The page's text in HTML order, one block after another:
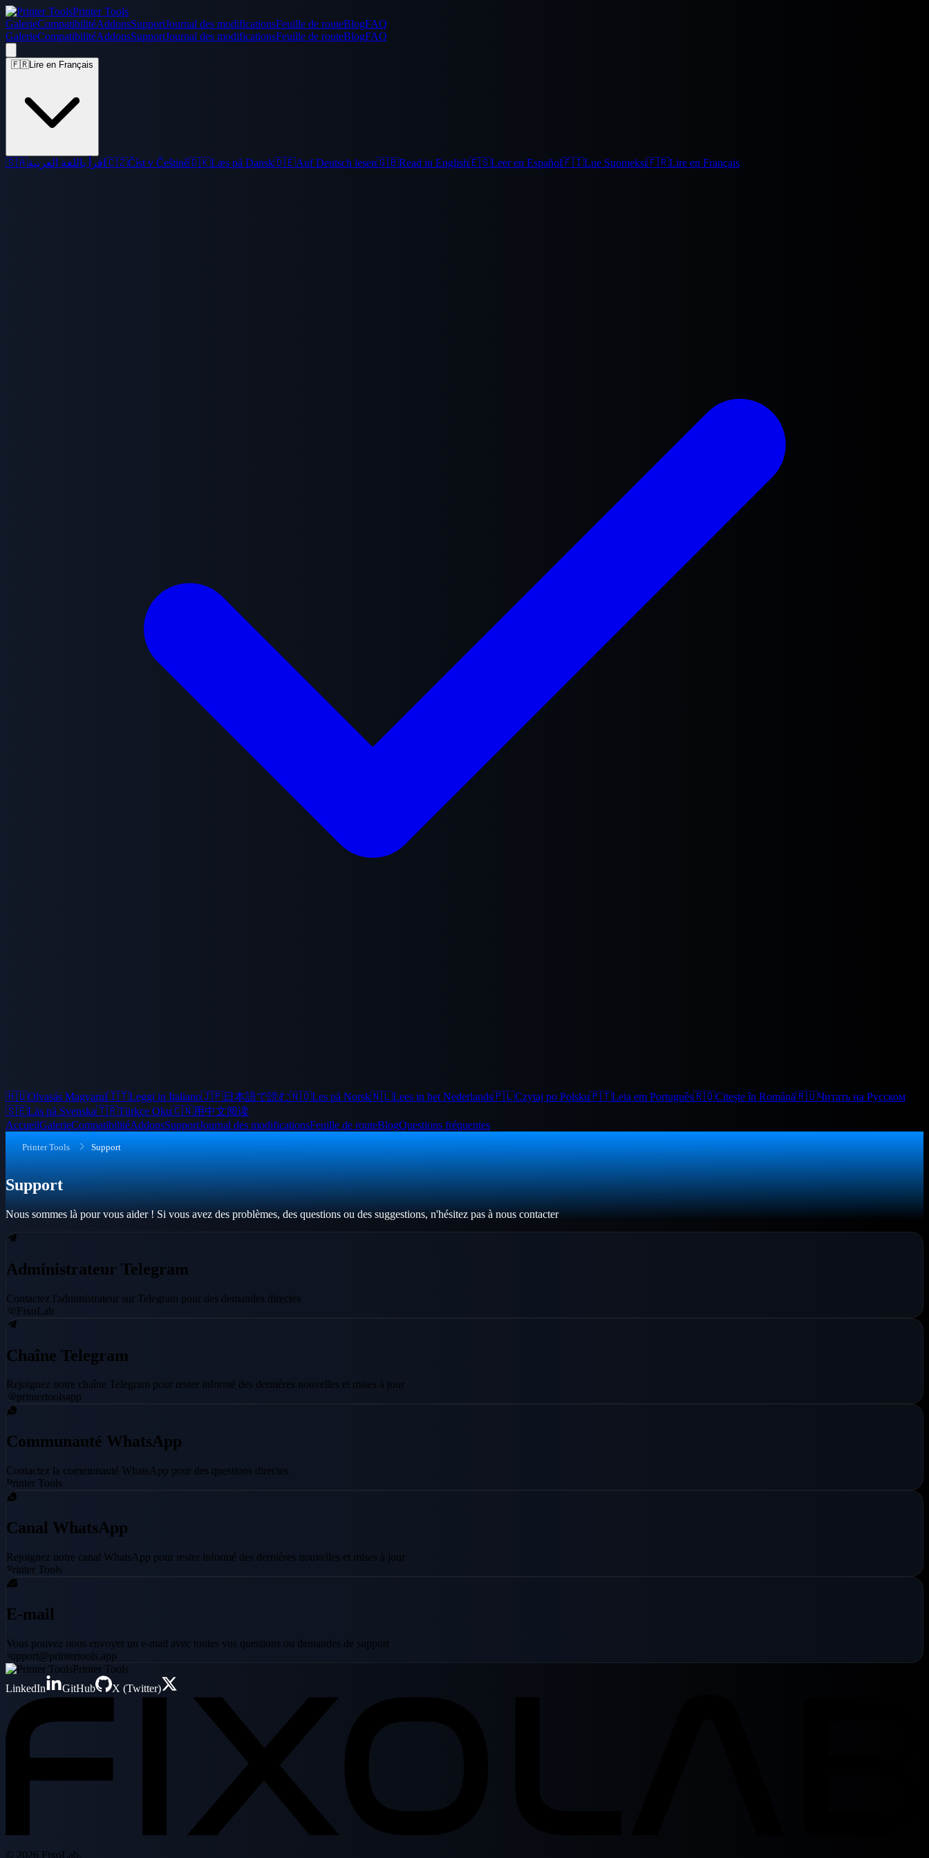
Printer Tools
GalerieCompatibilitéAddonsSupportJournal des modificationsFeuille de routeBlogFAQ
GalerieCompatibilitéAddonsSupportJournal des modificationsFeuille de routeBlogFAQ
🇫🇷Lire en Français
🇸🇦اقرأ باللغة العربية 🇨🇿Číst v Češtině🇩🇰Læs på Dansk🇩🇪Auf Deutsch lesen🇬🇧Read in English🇪🇸Leer en Español🇫🇮Lue Suomeksi🇫🇷Lire en Français
🇭🇺Olvasás Magyarul🇮🇹Leggi in Italiano🇯🇵日本語で読む🇳🇴Les på Norsk🇳🇱Lees in het Nederlands🇵🇱Czytaj po Polsku🇵🇹Leia em Português🇷🇴Citește în Română🇷🇺Читать на Русском
🇸🇪Läs på Svenska🇹🇷Türkçe Oku🇨🇳用中文阅读
AccueilGalerieCompatibilitéAddonsSupportJournal des modificationsFeuille de routeBlogQuestions fréquentes
Printer Tools Support
Support
Nous sommes là pour vous aider ! Si vous avez des problèmes, des questions ou des suggestions, n'hésitez pas à nous contacter
Administrateur Telegram
Contactez l'administrateur sur Telegram pour des demandes directes
@FixoLab
Chaîne Telegram
Rejoignez notre chaîne Telegram pour rester informé des dernières nouvelles et mises à jour
@printertoolsapp
Communauté WhatsApp
Contactez la communauté WhatsApp pour des questions directes
Printer Tools
Canal WhatsApp
Rejoignez notre canal WhatsApp pour rester informé des dernières nouvelles et mises à jour
Printer Tools
E-mail
Vous pouvez nous envoyer un e-mail avec toutes vos questions ou demandes de support
support@printertools.app
Printer Tools
LinkedIn
GitHub X (Twitter)
© 2026 FixoLab.